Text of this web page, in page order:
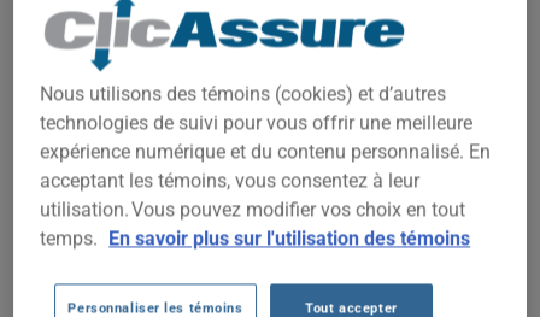
2021 2022 2023 2024 2025 2026
1 500$
2 000$
Nous utilisons des témoins (cookies) et d’autres
technologies de suivi pour vous offrir une meilleure
expérience numérique et du contenu personnalisé. En
acceptant les témoins, vous consentez à leur
utilisation. Vous pouvez modifier vos choix en tout
temps. En savoir plus sur l'utilisation des témoins
Personnaliser les témoins Tout accepter